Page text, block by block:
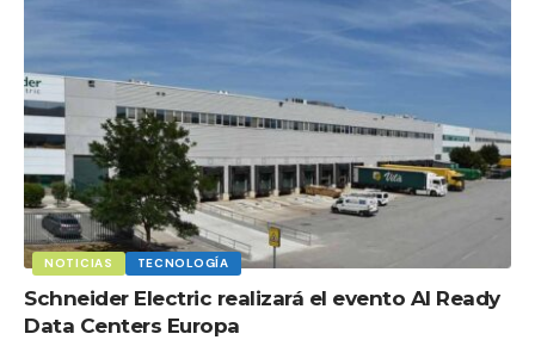
NOTICIAS TECNOLOGÍA
Schneider Electric realizará el evento AI Ready
Data Centers Europa